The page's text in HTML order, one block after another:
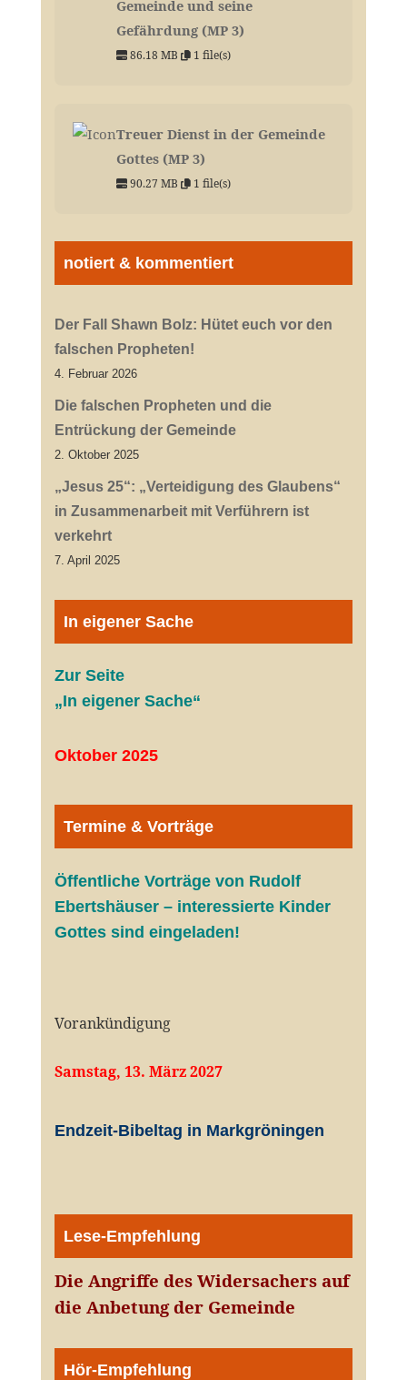
Gemeinde und seine
Gefährdung (MP 3)
86.18 MB 1 file(s)
Treuer Dienst in der Gemeinde
Gottes (MP 3)
90.27 MB 1 file(s)
notiert & kommentiert
Der Fall Shawn Bolz: Hütet euch vor den
falschen Propheten!
4. Februar 2026
Die falschen Propheten und die
Entrückung der Gemeinde
2. Oktober 2025
„Jesus 25“: „Verteidigung des Glaubens“
in Zusammenarbeit mit Verführern ist
verkehrt
7. April 2025
In eigener Sache
Zur Seite
„In eigener Sache“
Oktober 2025
Termine & Vorträge
Öffentliche Vorträge von Rudolf
Ebertshäuser – interessierte Kinder
Gottes sind eingeladen!
Vorankündigung
Samstag, 13. März 2027
Endzeit-Bibeltag in Markgröningen
Lese-Empfehlung
Die Angriffe des Widersachers auf
die Anbetung der Gemeinde
Hör-Empfehlung